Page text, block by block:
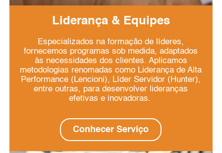
Liderança & Equipes
Especializados na formação de líderes,
fornecemos programas sob medida, adaptados
às necessidades dos clientes. Aplicamos
metodologias renomadas como Liderança de Alta
Performance (Lencioni), Líder Servidor (Hunter),
entre outras, para desenvolver lideranças
efetivas e inovadoras.
Conhecer Serviço